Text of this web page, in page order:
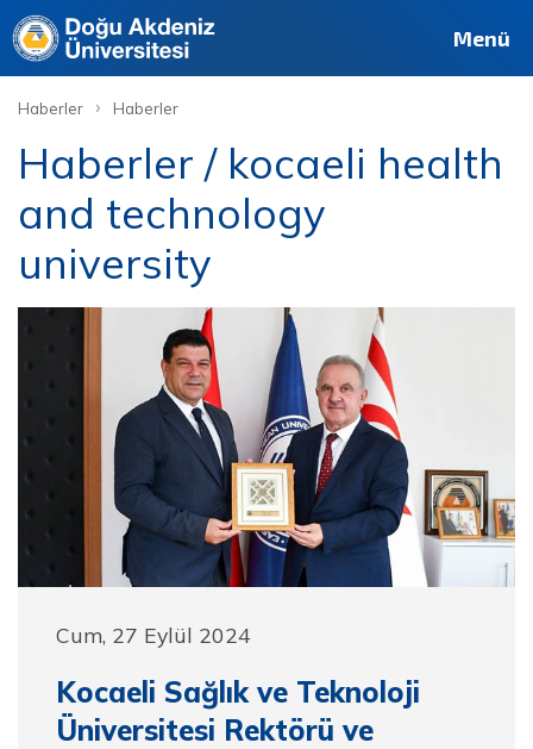
Menü
Haberler › Haberler
Haberler / kocaeli health
and technology
university
Cum, 27 Eylül 2024
Kocaeli Sağlık ve Teknoloji
Üniversitesi Rektörü ve